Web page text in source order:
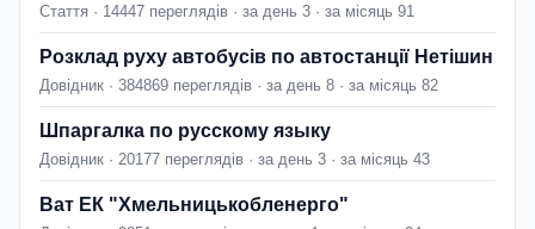
Стаття · 14447 переглядів · за день 3 · за місяць 91
Розклад руху автобусів по автостанції Нетішин
Довідник · 384869 переглядів · за день 8 · за місяць 82
Шпаргалка по русскому языку
Довідник · 20177 переглядів · за день 3 · за місяць 43
Ват ЕК "Хмельницькобленерго"